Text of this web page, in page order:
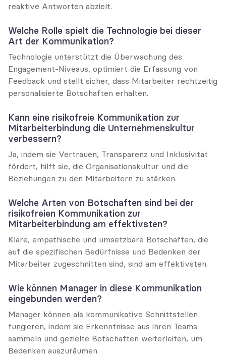
reaktive Antworten abzielt.
Welche Rolle spielt die Technologie bei dieser
Art der Kommunikation?
Technologie unterstützt die Überwachung des
Engagement-Niveaus, optimiert die Erfassung von
Feedback und stellt sicher, dass Mitarbeiter rechtzeitig
personalisierte Botschaften erhalten.
Kann eine risikofreie Kommunikation zur
Mitarbeiterbindung die Unternehmenskultur
verbessern?
Ja, indem sie Vertrauen, Transparenz und Inklusivität
fördert, hilft sie, die Organisationskultur und die
Beziehungen zu den Mitarbeitern zu stärken.
Welche Arten von Botschaften sind bei der
risikofreien Kommunikation zur
Mitarbeiterbindung am effektivsten?
Klare, empathische und umsetzbare Botschaften, die
auf die spezifischen Bedürfnisse und Bedenken der
Mitarbeiter zugeschnitten sind, sind am effektivsten.
Wie können Manager in diese Kommunikation
eingebunden werden?
Manager können als kommunikative Schnittstellen
fungieren, indem sie Erkenntnisse aus ihren Teams
sammeln und gezielte Botschaften weiterleiten, um
Bedenken auszuräumen.